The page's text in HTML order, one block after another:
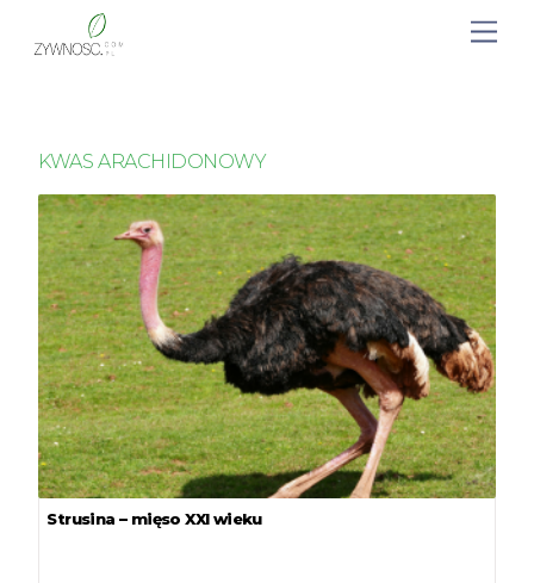
KWAS ARACHIDONOWY
Strusina – mięso XXI wieku